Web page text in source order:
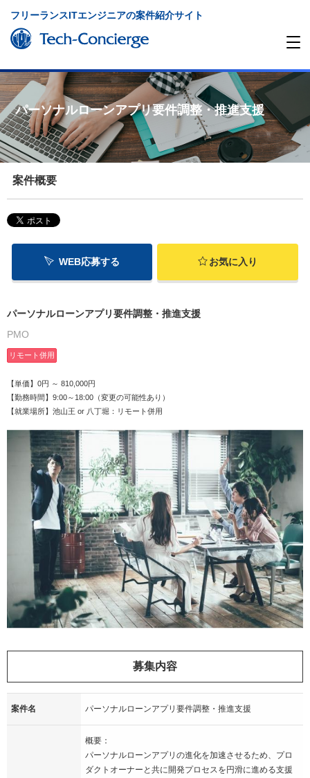
フリーランスITエンジニアの案件紹介サイト
パーソナルローンアプリ要件調整・推進支援
案件概要
WEB応募する お気に入り
パーソナルローンアプリ要件調整・推進支援
PMO
リモート併用
【単価】0円 ～ 810,000円
【勤務時間】9:00～18:00（変更の可能性あり）
【就業場所】池山王 or 八丁堀：リモート併用
募集内容
案件名 パーソナルローンアプリ要件調整・推進支援
概要：
パーソナルローンアプリの進化を加速させるため、プロ
ダクトオーナーと共に開発プロセスを円滑に進める支援